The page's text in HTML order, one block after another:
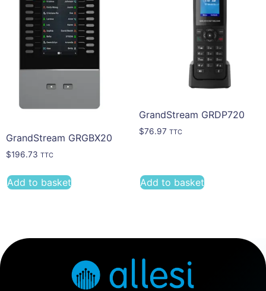
GrandStream GRGBX20
$196.73 TTC
Add to basket
GrandStream GRDP720
$76.97 TTC
Add to basket